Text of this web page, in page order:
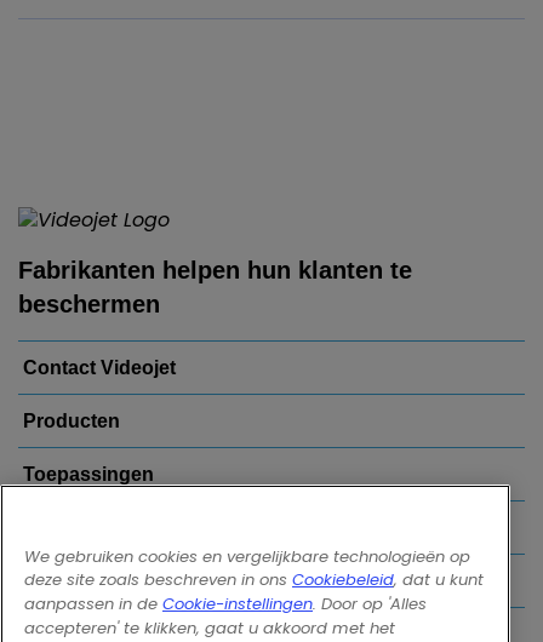
Fabrikanten helpen hun klanten te
beschermen
Contact Videojet
Producten
Toepassingen
Populaire links
We gebruiken cookies en vergelijkbare technologieën op
deze site zoals beschreven in ons Cookiebeleid, dat u kunt
aanpassen in de Cookie-instellingen. Door op 'Alles
accepteren' te klikken, gaat u akkoord met het